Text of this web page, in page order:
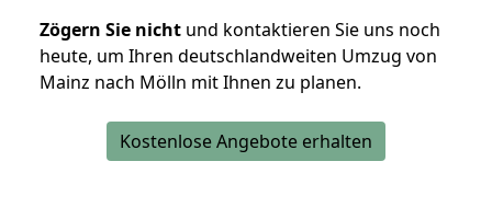
Zögern Sie nicht und kontaktieren Sie uns noch
heute, um Ihren deutschlandweiten Umzug von
Mainz nach Mölln mit Ihnen zu planen.
Kostenlose Angebote erhalten